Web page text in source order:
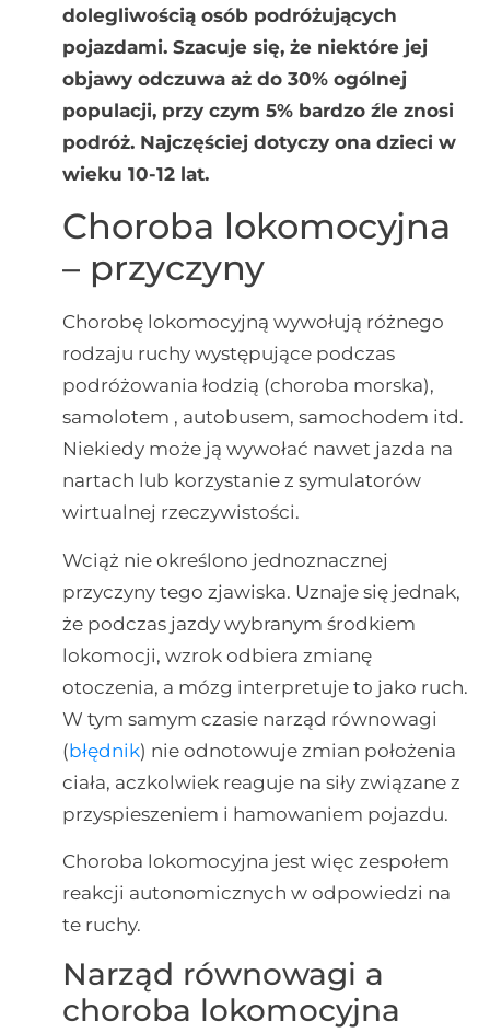
dolegliwością osób podróżujących
pojazdami. Szacuje się, że niektóre jej
objawy odczuwa aż do 30% ogólnej
populacji, przy czym 5% bardzo źle znosi
podróż. Najczęściej dotyczy ona dzieci w
wieku 10-12 lat.
Choroba lokomocyjna
– przyczyny
Chorobę lokomocyjną wywołują różnego
rodzaju ruchy występujące podczas
podróżowania łodzią (choroba morska),
samolotem , autobusem, samochodem itd.
Niekiedy może ją wywołać nawet jazda na
nartach lub korzystanie z symulatorów
wirtualnej rzeczywistości.
Wciąż nie określono jednoznacznej
przyczyny tego zjawiska. Uznaje się jednak,
że podczas jazdy wybranym środkiem
lokomocji, wzrok odbiera zmianę
otoczenia, a mózg interpretuje to jako ruch.
W tym samym czasie narząd równowagi
(błędnik) nie odnotowuje zmian położenia
ciała, aczkolwiek reaguje na siły związane z
przyspieszeniem i hamowaniem pojazdu.
Choroba lokomocyjna jest więc zespołem
reakcji autonomicznych w odpowiedzi na
te ruchy.
Narząd równowagi a
choroba lokomocyjna